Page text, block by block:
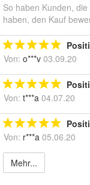
So haben Kunden,
haben, den Kauf
Von: o***v 03.09.20
Von: t***a 04.07.20
Von: r***a 05.06.20
Mehr...